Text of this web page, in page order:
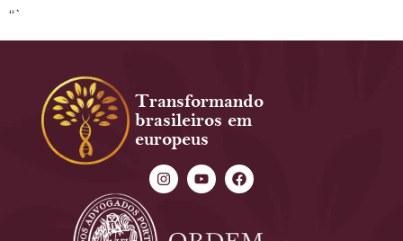
“`
Transformando
brasileiros em
europeus